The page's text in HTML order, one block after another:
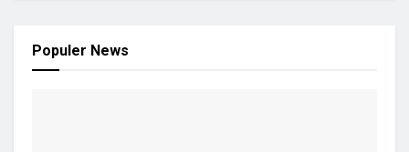
Populer News